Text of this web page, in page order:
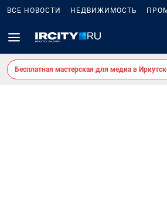
ВСЕ НОВОСТИ НЕДВИЖИМОСТЬ
Бесплатная мастерская для медиа в